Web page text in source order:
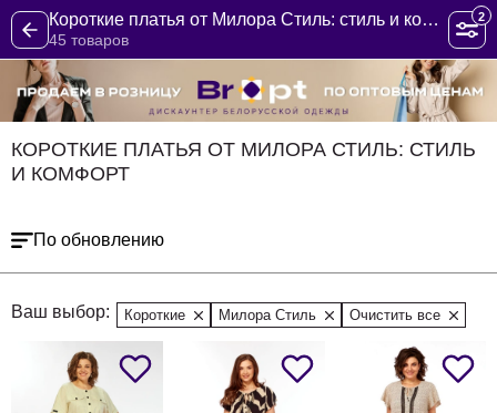
Короткие платья от Милора Стиль: стиль и комфорт
45 товаров
2
КОРОТКИЕ ПЛАТЬЯ ОТ МИЛОРА СТИЛЬ: СТИЛЬ
И КОМФОРТ
По обновлению
Ваш выбор: Короткие Милора Стиль Очистить все